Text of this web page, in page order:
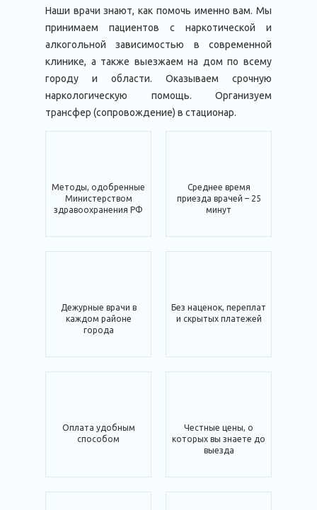
Наши врачи знают, как помочь именно вам. Мы
принимаем пациентов с наркотической и
алкогольной зависимостью в современной
клинике, а также выезжаем на дом по всему
городу и области. Оказываем срочную
наркологическую помощь. Организуем
трансфер (сопровождение) в стационар.
Методы, одобренные
Министерством
здравоохранения РФ
Среднее время
приезда врачей – 25
минут
Дежурные врачи в
каждом районе
города
Без наценок, переплат
и скрытых платежей
Оплата удобным
способом
Честные цены, о
которых вы знаете до
выезда